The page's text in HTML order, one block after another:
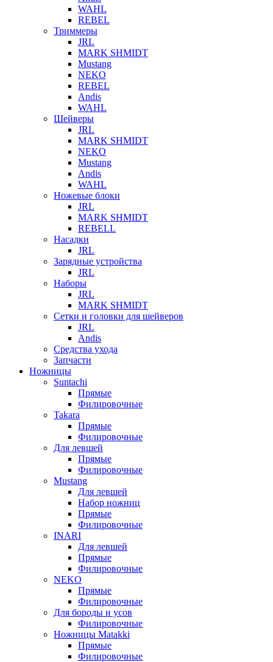
WAHL
REBEL
Триммеры
JRL
MARK SHMIDT
Mustang
NEKO
REBEL
Andis
WAHL
Шейверы
JRL
MARK SHMIDT
NEKO
Mustang
Andis
WAHL
Ножевые блоки
JRL
MARK SHMIDT
REBELL
Насадки
JRL
Зарядные устройства
JRL
Наборы
JRL
MARK SHMIDT
Сетки и головки для шейверов
JRL
Andis
Средства ухода
Запчасти
Ножницы
Suntachi
Прямые
Филировочные
Takara
Прямые
Филировочные
Для левшей
Прямые
Филировочные
Mustang
Для левшей
Набор ножниц
Прямые
Филировочные
INARI
Для левшей
Прямые
Филировочные
NEKO
Прямые
Филировочные
Для бороды и усов
Филировочные
Ножницы Matakki
Прямые
Филировочные